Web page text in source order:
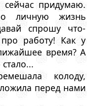
придумаю.
личную жизнь
спрошу что-
работу! Как у
время? А
колоду,
перед нами